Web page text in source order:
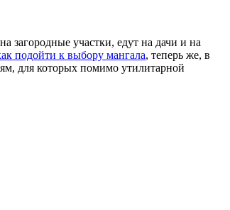
загородные участки, едут на дачи и на
подойти к выбору мангала, теперь же, в
для которых помимо утилитарной